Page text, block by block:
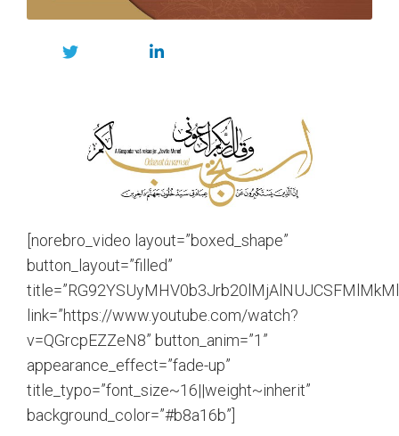
[norebro_video layout=”boxed_shape”
button_layout=”filled”
link=”https://www.youtube.com/watch?
v=QGrcpEZZeN8” button_anim=”1”
appearance_effect=”fade-up”
title_typo=”font_size~16||weight~inherit”
background_color=”#b8a16b”]